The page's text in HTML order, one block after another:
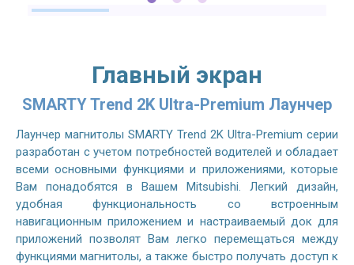
Главный экран
SMARTY Trend 2K Ultra-Premium Лаунчер
Лаунчер магнитолы SMARTY Trend 2K Ultra-Premium серии
разработан с учетом потребностей водителей и обладает
всеми основными функциями и приложениями, которые
Вам понадобятся в Вашем Mitsubishi. Легкий дизайн,
удобная функциональность со встроенным
навигационным приложением и настраиваемый док для
приложений позволят Вам легко перемещаться между
функциями магнитолы, а также быстро получать доступ к